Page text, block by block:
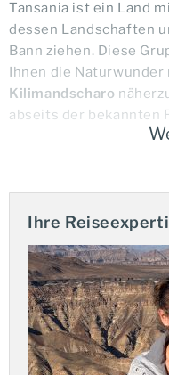
Tansania ist ein Land
dessen Landschaften
Bann ziehen. Diese
Ihnen die
Kilimandscharo
abseits der bekannten
den kleineren Parks
Fülle an Natur und
Mt. Merudominiert
einem weniger
Enduimet-Wildreservat
die Wildnis zu Fuß
Ihre